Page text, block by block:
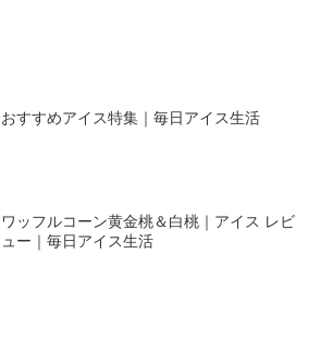
おすすめアイス特集｜毎日アイス生活
ワッフルコーン黄金桃＆白桃｜アイス レビ
ュー｜毎日アイス生活